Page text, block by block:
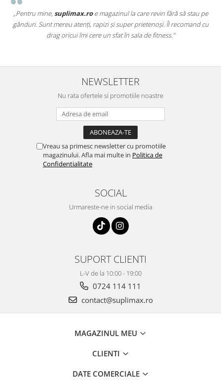
„Pentru mine,suplimax.roe magazinul la care revin fără să stau pe
gânduri. Sunt mereu atenți, rapizi și super prietenoși. Îl recomand cu
drag oricui îmi cere un sfat în sala de fitness.”
NEWSLETTER
Nu rata ofertele si promotiile noastre
Vreau sa primesc newsletter cu promotiile
magazinului. Afla mai multe in Politica de
Confidentialitate
SOCIAL
Urmareste-ne in social media
SUPORT CLIENTI
L-V de la 10:00 - 19:00
0724 114 111
contact@suplimax.ro
MAGAZINUL MEU
CLIENTI
DATE COMERCIALE